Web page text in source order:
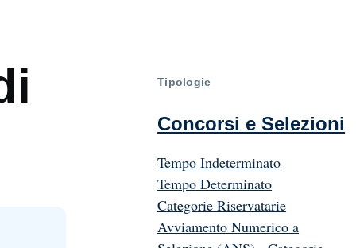
Tipologie
Concorsi e Selezioni
Tempo Indeterminato
Tempo Determinato
Categorie Riservatarie
Avviamento Numerico a